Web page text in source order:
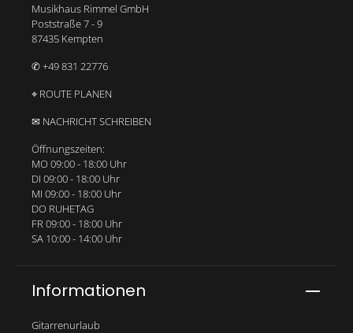
Musikhaus Rimmel GmbH
Poststraße 7 - 9
87435 Kempten
✆ +49 831 22776
⌖ ROUTE PLANEN
✉ NACHRICHT SCHREIBEN
Öffnungszeiten:
MO 09:00 - 18:00 Uhr
DI 09:00 - 18:00 Uhr
MI 09:00 - 18:00 Uhr
DO RUHETAG
FR 09:00 - 18:00 Uhr
SA 10:00 - 14:00 Uhr
Informationen
Gitarrenurlaub